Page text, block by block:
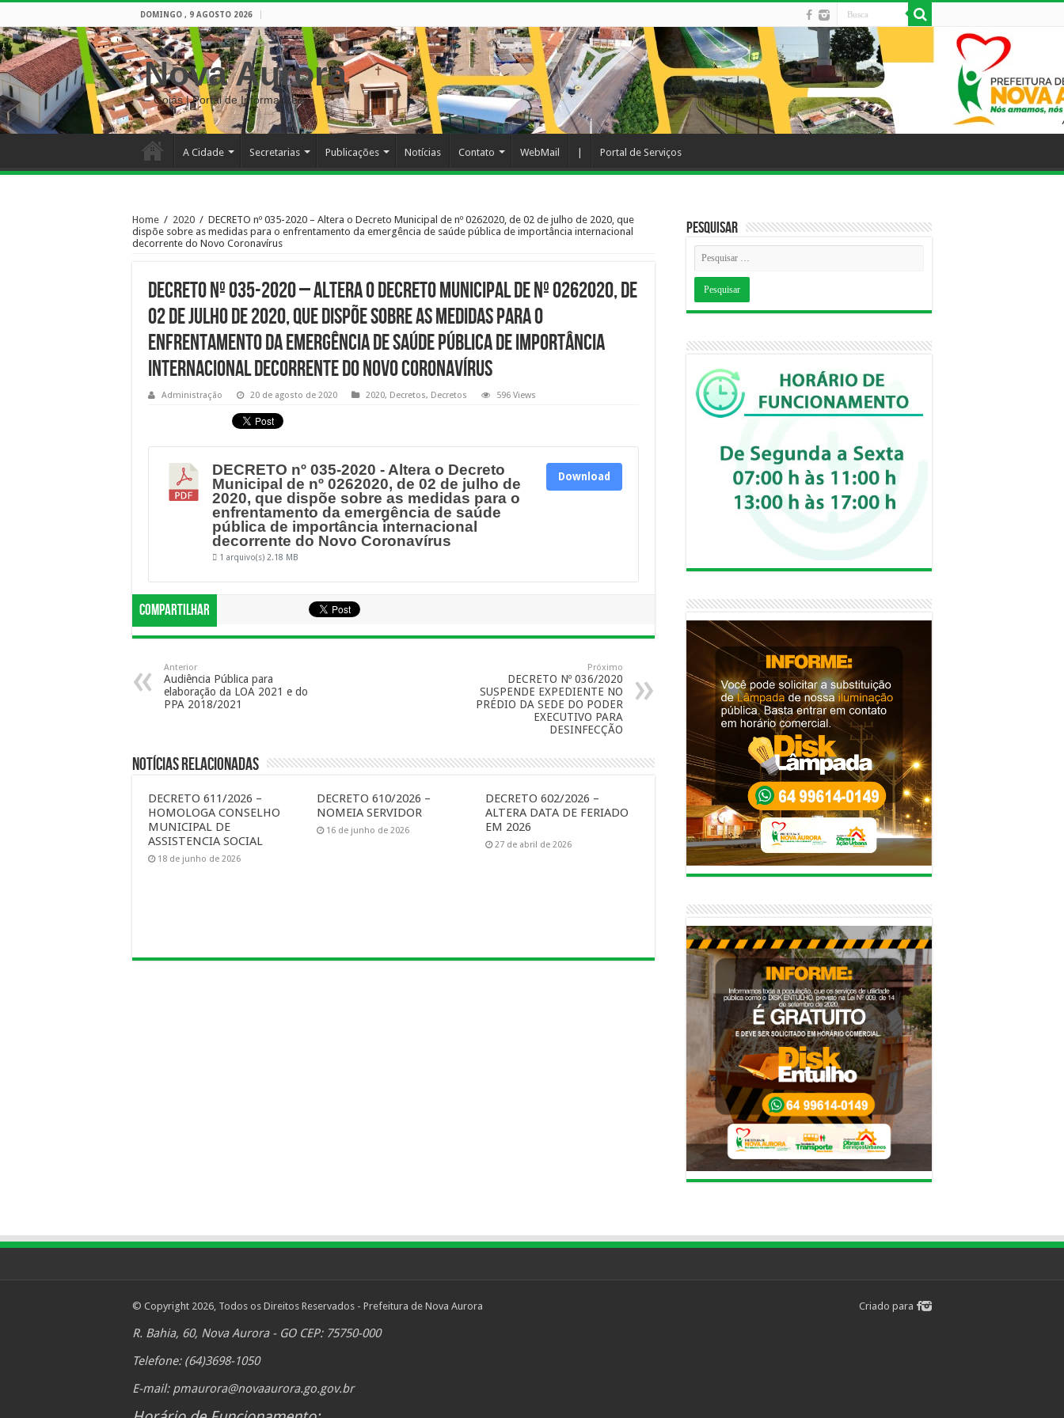
DOMINGO , 9 AGOSTO 2026
Nova Aurora
– Goiás | Portal de Informações
A Cidade Secretarias Publicações Notícias Contato WebMail Portal de Serviços
Home / 2020 / DECRETO nº 035-2020 – Altera o Decreto Municipal de nº 0262020, de 02 de julho de 2020, que
dispõe sobre as medidas para o enfrentamento da emergência de saúde pública de importância internacional
decorrente do Novo Coronavírus
DECRETO nº 035-2020 – Altera o Decreto Municipal de nº 0262020, de
02 de julho de 2020, que dispõe sobre as medidas para o
enfrentamento da emergência de saúde pública de importância
internacional decorrente do Novo Coronavírus
Administração 20 de agosto de 2020 2020, Decretos, Decretos 596 Views
DECRETO nº 035-2020 - Altera o Decreto
Municipal de nº 0262020, de 02 de julho de
2020, que dispõe sobre as medidas para o
enfrentamento da emergência de saúde
pública de importância internacional
decorrente do Novo Coronavírus
1 arquivo(s) 2.18 MB
Download
Compartilhar
Anterior
Audiência Pública para
elaboração da LOA 2021 e do
PPA 2018/2021
Próximo
DECRETO Nº 036/2020
SUSPENDE EXPEDIENTE NO
PRÉDIO DA SEDE DO PODER
EXECUTIVO PARA
DESINFECÇÃO
Notícias Relacionadas
DECRETO 611/2026 –
HOMOLOGA CONSELHO
MUNICIPAL DE
ASSISTENCIA SOCIAL
18 de junho de 2026
DECRETO 610/2026 –
NOMEIA SERVIDOR
16 de junho de 2026
DECRETO 602/2026 –
ALTERA DATA DE FERIADO
EM 2026
27 de abril de 2026
Pesquisar
Criado para
© Copyright 2026, Todos os Direitos Reservados - Prefeitura de Nova Aurora
R. Bahia, 60, Nova Aurora - GO CEP: 75750-000
Telefone: (64)3698-1050
E-mail: pmaurora@novaaurora.go.gov.br